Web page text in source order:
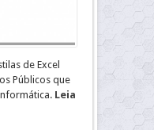
de Excel
Públicos que
Leia